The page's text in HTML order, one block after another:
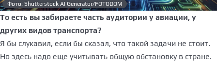
Фото: Shutterstock AI Generator/FOTODOM
То есть вы забираете часть аудитории у авиации, у
других видов транспорта?
Я бы слукавил, если бы сказал, что такой задачи не стоит.
Но здесь надо еще учитывать общую обстановку в стране.